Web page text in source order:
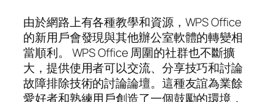
由於網路上有各種教學和資源，WPS Office
的新用戶會發現與其他辦公室軟體的轉變相
當順利。 WPS Office 周圍的社群也不斷擴
大，提供使用者可以交流、分享技巧和討論
故障排除技術的討論論壇。這種友誼為業餘
愛好者和熟練用戶創造了一個鼓勵的環境，